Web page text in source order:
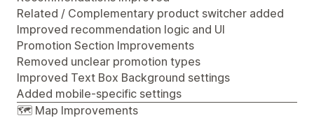
Related / Complementary product switcher added
Improved recommendation logic and UI
Promotion Section Improvements
Removed unclear promotion types
Improved Text Box Background settings
Added mobile-specific settings
🗺️ Map Improvements